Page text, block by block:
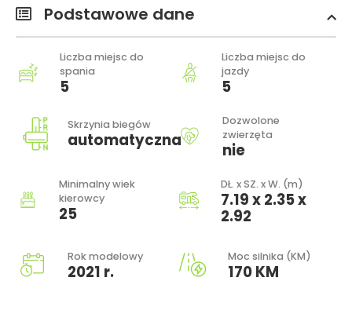
Podstawowe dane
Liczba miejsc do
spania
5
Liczba miejsc do
jazdy
5
Skrzynia biegów
automatyczna
Dozwolone
zwierzęta
nie
Minimalny wiek
kierowcy
25
DŁ. x SZ. x W. (m)
7.19 x 2.35 x
2.92
Rok modelowy
2021 r.
Moc silnika (KM)
170 KM